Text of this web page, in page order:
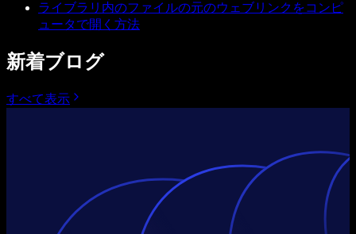
ライブラリ内のファイルの元のウェブリンクをコンピ
ュータで開く方法
新着ブログ
すべて表示